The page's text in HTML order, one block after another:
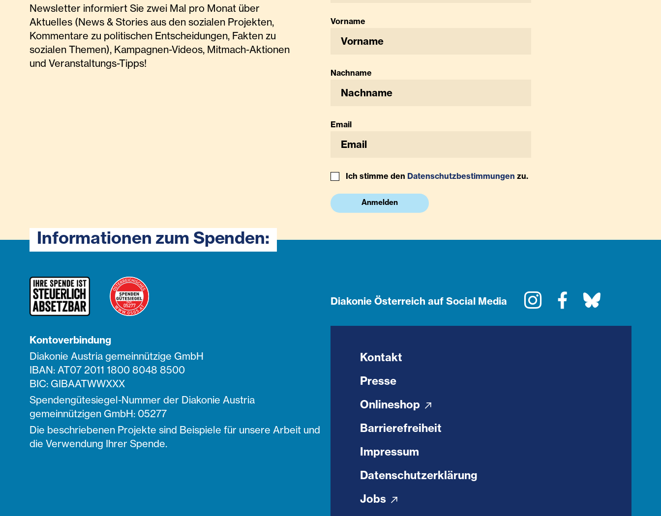
Newsletter informiert Sie zwei Mal pro Monat über
Aktuelles (News & Stories aus den sozialen Projekten,
Kommentare zu politischen Entscheidungen, Fakten zu
sozialen Themen), Kampagnen-Videos, Mitmach-Aktionen
und Veranstaltungs-Tipps!
Vorname
Nachname
Email
Ich stimme den Datenschutzbestimmungen zu.
Anmelden
Informationen zum Spenden:
Kontoverbindung
Diakonie Austria gemeinnützige GmbH
IBAN: AT07 2011 1800 8048 8500
BIC: GIBAATWWXXX
Spendengütesiegel-Nummer der Diakonie Austria
gemeinnützigen GmbH: 05277
Die beschriebenen Projekte sind Beispiele für unsere Arbeit und
die Verwendung Ihrer Spende.
Diakonie Österreich auf Social Media InstagramFacebook
Kontakt
Presse
Onlineshop
Barrierefreiheit
Impressum
Datenschutzerklärung
Jobs